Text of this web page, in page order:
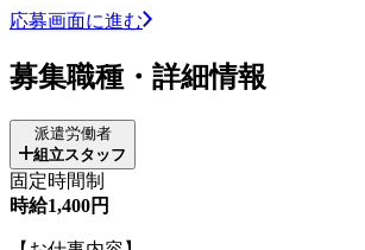
応募画面に進む
募集職種・詳細情報
派遣労働者
組立スタッフ
固定時間制
時給1,400円